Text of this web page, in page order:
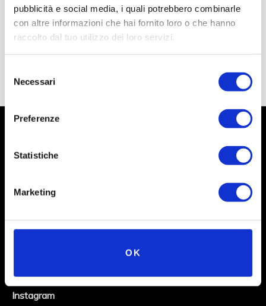
pubblicità e social media, i quali potrebbero combinarle
con altre informazioni che hai fornito loro o che hanno
raccolto dal tuo utilizzo dei loro servizi.
delNecessari
Preferenze
Statistiche
Marketing
OK
Instagram